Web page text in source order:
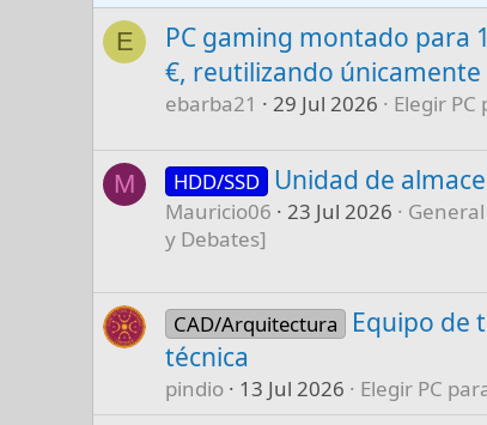
E
PC gaming montado para
€, reutilizando únicamente
ebarba21 29 Jul 2026 Elegir
M HDD/SSD Unidad de
Mauricio06 23 Jul 2026
y Debates]
CAD/Arquitectura
Equipo de
técnica
pindio 13 Jul 2026 Elegir PC